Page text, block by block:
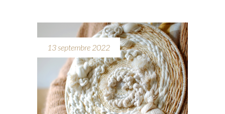
13 septembre 2022